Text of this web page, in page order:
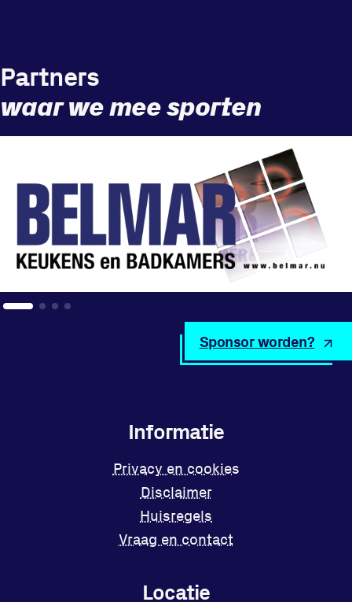
Bekijk locatie
Disclaimer
Huisregels
Vraag en contact
Locatie
Informatie
Privacy en cookies
Disclaimer
Huisregels
Vraag en contact
Partners
waar we mee sporten
Sponsor worden?